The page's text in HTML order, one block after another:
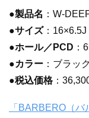
●製品名 ：W-
●サイズ：
●ホール／PCD ：
●カラー ：ブラッ
●税込価格：
「BARBERO（